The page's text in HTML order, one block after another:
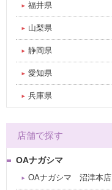
福井県
山梨県
静岡県
愛知県
兵庫県
店舗で探す
OAナガシマ
OAナガシマ 沼津本店